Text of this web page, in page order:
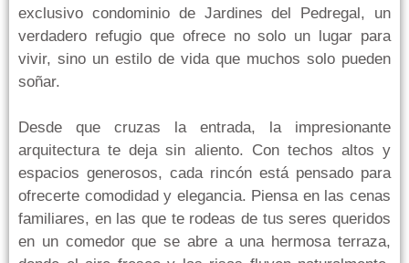
exclusivo condominio de Jardines del Pedregal, un
verdadero refugio que ofrece no solo un lugar para
vivir, sino un estilo de vida que muchos solo pueden
soñar.
Desde que cruzas la entrada, la impresionante
arquitectura te deja sin aliento. Con techos altos y
espacios generosos, cada rincón está pensado para
ofrecerte comodidad y elegancia. Piensa en las cenas
familiares, en las que te rodeas de tus seres queridos
en un comedor que se abre a una hermosa terraza,